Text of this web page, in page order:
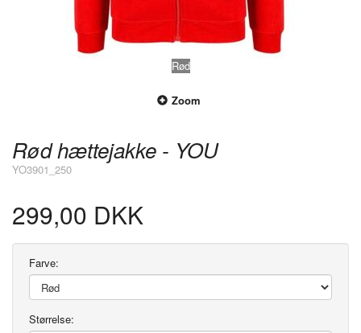
Rød
Zoom
Rød hættejakke - YOU
YO3901_250
299,00 DKK
Farve:
Størrelse: